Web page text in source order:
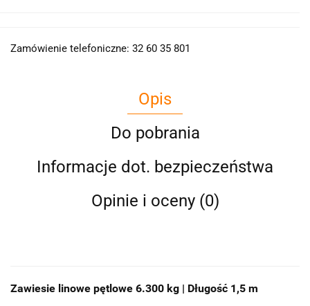
Zamówienie telefoniczne: 32 60 35 801
Opis
Do pobrania
Informacje dot. bezpieczeństwa
Opinie i oceny (0)
Zawiesie linowe pętlowe 6.300 kg | Długość 1,5 m